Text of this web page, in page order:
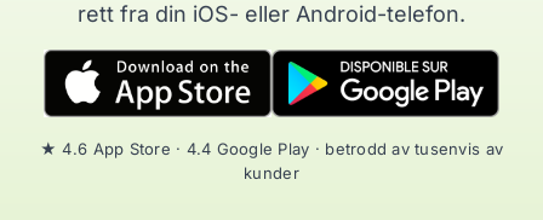
rett fra din iOS- eller Android-telefon.
★ 4.6 App Store · 4.4 Google Play · betrodd av tusenvis av
kunder